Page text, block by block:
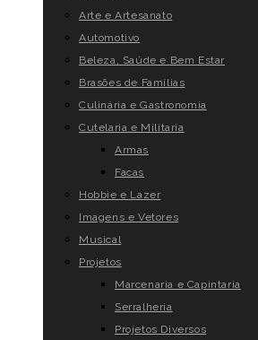
Arte e Artesanato
Automotivo
Beleza, Saúde e Bem Estar
Brasões de Famílias
Culinária e Gastronomia
Cutelaria e Militaria
Armas
Facas
Hobbie e Lazer
Imagens e Vetores
Musical
Projetos
Marcenaria e Capintaria
Serralheria
Projetos Diversos